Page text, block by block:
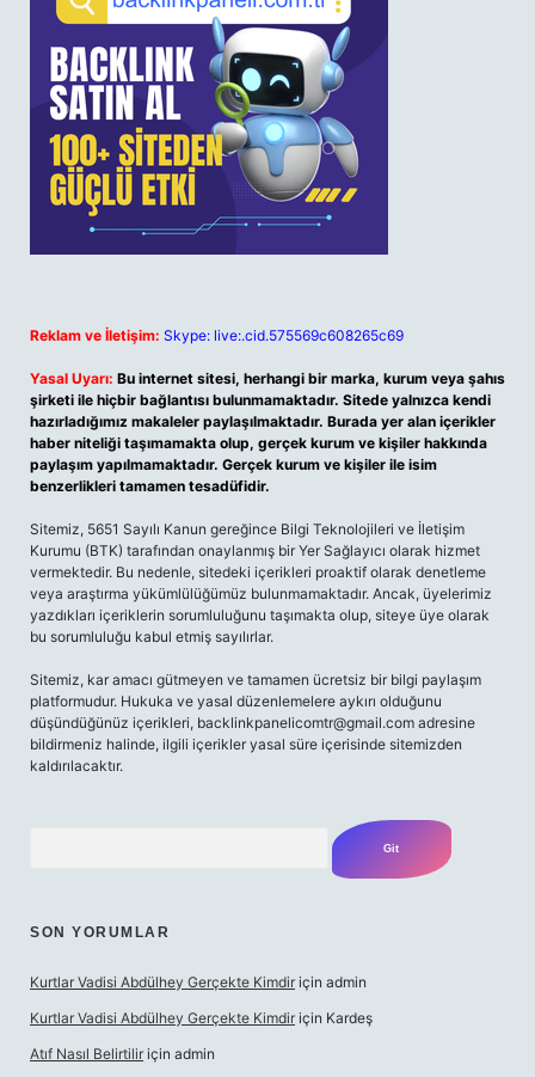
Reklam ve İletişim: Skype: live:.cid.575569c608265c69
Yasal Uyarı: Bu internet sitesi, herhangi bir marka, kurum veya şahıs
şirketi ile hiçbir bağlantısı bulunmamaktadır. Sitede yalnızca kendi
hazırladığımız makaleler paylaşılmaktadır. Burada yer alan içerikler
haber niteliği taşımamakta olup, gerçek kurum ve kişiler hakkında
paylaşım yapılmamaktadır. Gerçek kurum ve kişiler ile isim
benzerlikleri tamamen tesadüfidir.
Sitemiz, 5651 Sayılı Kanun gereğince Bilgi Teknolojileri ve İletişim
Kurumu (BTK) tarafından onaylanmış bir Yer Sağlayıcı olarak hizmet
vermektedir. Bu nedenle, sitedeki içerikleri proaktif olarak denetleme
veya araştırma yükümlülüğümüz bulunmamaktadır. Ancak, üyelerimiz
yazdıkları içeriklerin sorumluluğunu taşımakta olup, siteye üye olarak
bu sorumluluğu kabul etmiş sayılırlar.
Sitemiz, kar amacı gütmeyen ve tamamen ücretsiz bir bilgi paylaşım
platformudur. Hukuka ve yasal düzenlemelere aykırı olduğunu
düşündüğünüz içerikleri, backlinkpanelicomtr@gmail.com adresine
bildirmeniz halinde, ilgili içerikler yasal süre içerisinde sitemizden
kaldırılacaktır.
SON YORUMLAR
Kurtlar Vadisi Abdülhey Gerçekte Kimdir için admin
Kurtlar Vadisi Abdülhey Gerçekte Kimdir için Kardeş
Atıf Nasıl Belirtilir için admin